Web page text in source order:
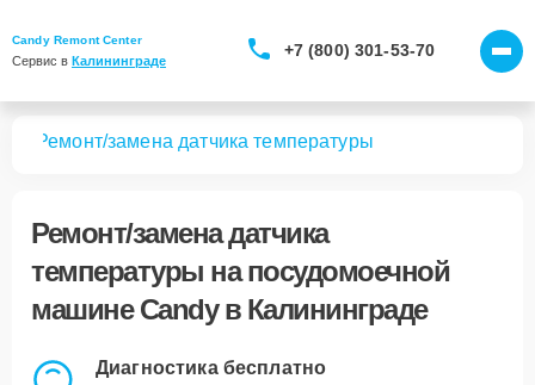
Candy Remont Center
Сервис в Калининграде
+7 (800) 301-53-70
Ремонт/замена датчика температуры
Ремонт/замена датчика
температуры на посудомоечной
машине Candy в Калининграде
Диагностика бесплатно